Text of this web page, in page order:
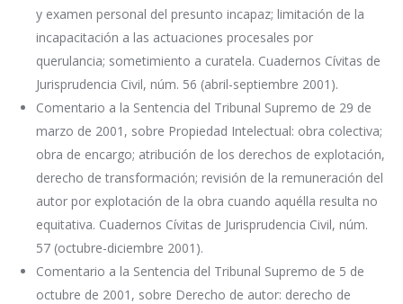
y examen personal del presunto incapaz; limitación de la
incapacitación a las actuaciones procesales por
querulancia; sometimiento a curatela. Cuadernos Cívitas de
Jurisprudencia Civil, núm. 56 (abril-septiembre 2001).
Comentario a la Sentencia del Tribunal Supremo de 29 de
marzo de 2001, sobre Propiedad Intelectual: obra colectiva;
obra de encargo; atribución de los derechos de explotación,
derecho de transformación; revisión de la remuneración del
autor por explotación de la obra cuando aquélla resulta no
equitativa. Cuadernos Cívitas de Jurisprudencia Civil, núm.
57 (octubre-diciembre 2001).
Comentario a la Sentencia del Tribunal Supremo de 5 de
octubre de 2001, sobre Derecho de autor: derecho de